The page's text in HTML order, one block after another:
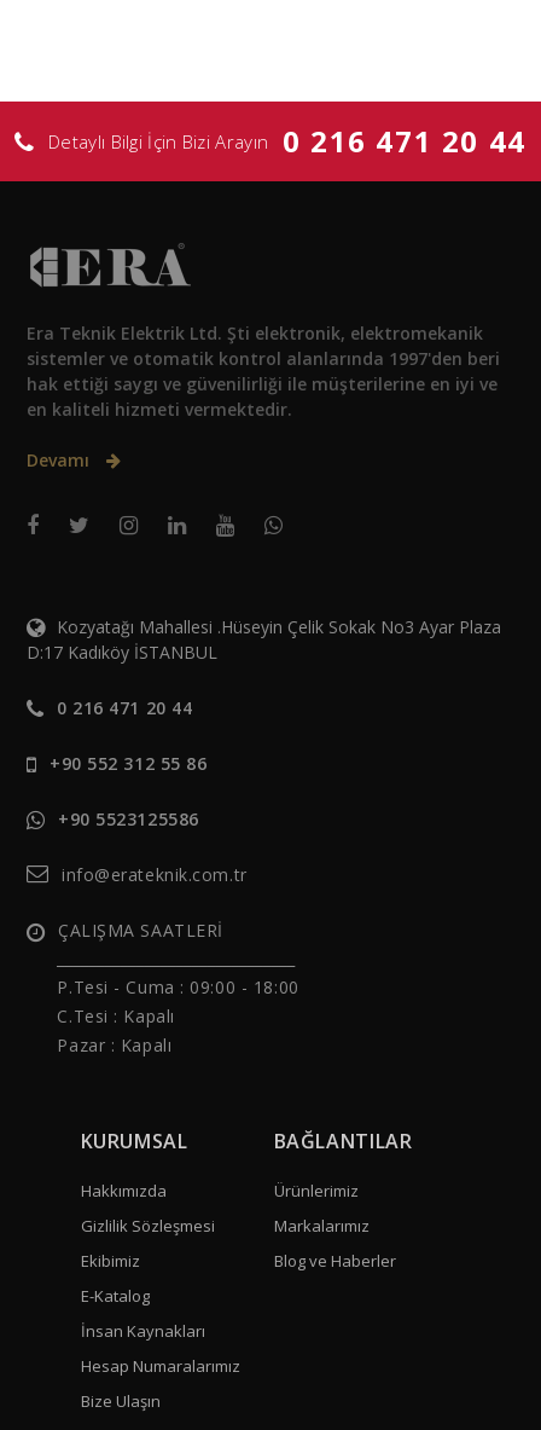
Detaylı Bilgi İçin Bizi Arayın 0 216 471 20 44
Era Teknik Elektrik Ltd. Şti elektronik, elektromekanik
sistemler ve otomatik kontrol alanlarında 1997'den beri
hak ettiği saygı ve güvenilirliği ile müşterilerine en iyi ve
en kaliteli hizmeti vermektedir.
Devamı
Kozyatağı Mahallesi .Hüseyin Çelik Sokak No3 Ayar Plaza
D:17 Kadıköy İSTANBUL
0 216 471 20 44
+90 552 312 55 86
+90 5523125586
info@erateknik.com.tr
ÇALIŞMA SAATLERİ
P.Tesi - Cuma : 09:00 - 18:00
C.Tesi : Kapalı
Pazar : Kapalı
KURUMSAL
Hakkımızda
Gizlilik Sözleşmesi
Ekibimiz
E-Katalog
İnsan Kaynakları
Hesap Numaralarımız
Bize Ulaşın
BAĞLANTILAR
Ürünlerimiz
Markalarımız
Blog ve Haberler